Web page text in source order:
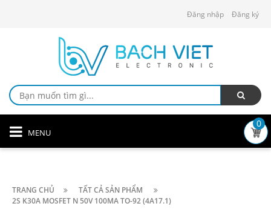
Đăng nhập Đăng ký
MENU
0
TRANG CHỦ
TẤT CẢ SẢN PHẨM
2S K30A MOSFET N 50V 100MA TO-92 (4A17.1)